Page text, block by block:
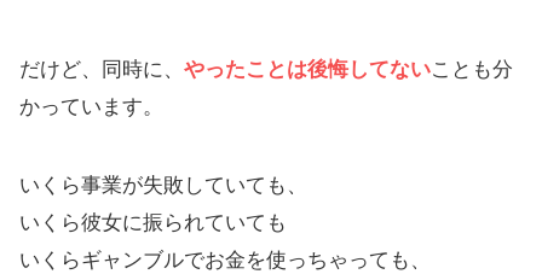
だけど、同時に、 やったことは後悔してないことも分
かっています。
いくら事業が失敗していても、
いくら彼女に振られていても
いくらギャンブルでお金を使っちゃっても、